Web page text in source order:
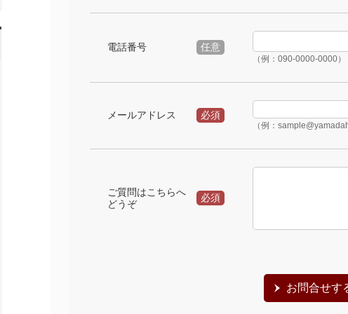
電話番号 任意
（例：090-0000-0000）
メールアドレス 必須
（例：
ご質問はこちらへ
どうぞ
必須